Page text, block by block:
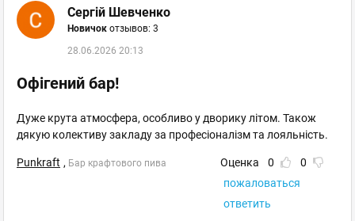
Сергій Шевченко
Новичок отзывов: 3
28.06.2026 20:13
Офігений бар!
Дуже крута атмосфера, особливо у дворику літом. Також
дякую колективу закладу за професіоналізм та лояльність.
Punkraft , Бар крафтового пива Оценка 0
0
пожаловаться
ответить